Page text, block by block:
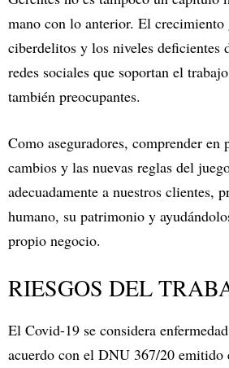
mano con lo anterior. El crecimiento
ciberdelitos y los niveles deficientes
redes sociales que soportan el
también preocupantes.
Como aseguradores, comprender en
cambios y las nuevas reglas del
adecuadamente a nuestros clientes,
humano, su patrimonio y
propio negocio.
RIESGOS DEL
El Covid-19 se considera
acuerdo con el DNU 367/20